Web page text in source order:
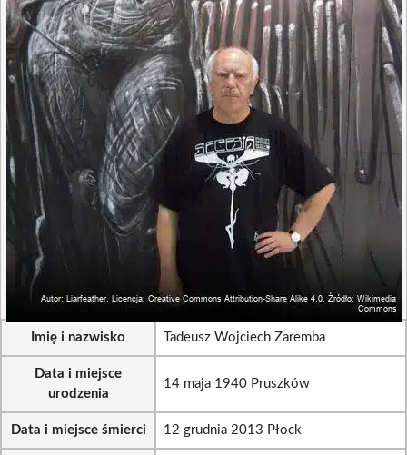
Imię i nazwisko Tadeusz Wojciech Zaremba
Data i miejsce
urodzenia
14 maja 1940 Pruszków
Data i miejsce śmierci 12 grudnia 2013 Płock